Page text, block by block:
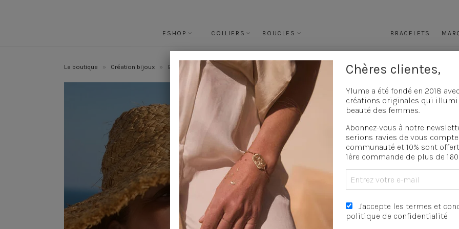
ESHOP COLLIERS BOUCLES BRACELETS
La boutique » Création bijoux » Bijoux mariage » Boucles d'oreilles mariage Boucles d’oreilles asymétriques
Boucles d’oreilles
DESCRIPTION COMPOSITION
Découvrez nosboucles
design art deco et les petits
Un joli mot pétillant est
longueur et iront avec toutes
quantité
Chères clientes,
Ylume a été fondé en 2018
créations originales qui
beauté des femmes.
Abonnez-vous à notre
serions ravies de vous
communauté et 10% sont
1ère commande de plus de
J'accepte les termes et
politique de confidentialité